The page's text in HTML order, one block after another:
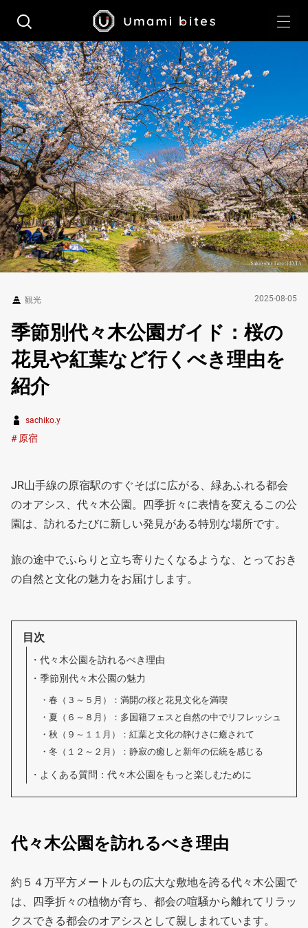
観光 2025-08-05
季節別代々木公園ガイド：桜の
花見や紅葉など行くべき理由を
紹介
sachiko.y
原宿
JR山手線の原宿駅のすぐそばに広がる、緑あふれる都会
のオアシス、代々木公園。四季折々に表情を変えるこの公
園は、訪れるたびに新しい発見がある特別な場所です。
旅の途中でふらりと立ち寄りたくなるような、とっておき
の自然と文化の魅力をお届けします。
目次
代々木公園を訪れるべき理由
季節別代々木公園の魅力
春（３～５月）：満開の桜と花見文化を満喫
夏（６～８月）：多国籍フェスと自然の中でリフレッシュ
秋（９～１１月）：紅葉と文化の静けさに癒されて
冬（１２～２月）：静寂の癒しと新年の伝統を感じる
よくある質問：代々木公園をもっと楽しむために
代々木公園を訪れるべき理由
約５４万平方メートルもの広大な敷地を誇る代々木公園で
は、四季折々の植物が育ち、都会の喧騒から離れてリラッ
クスできる都会のオアシスとして親しまれています。